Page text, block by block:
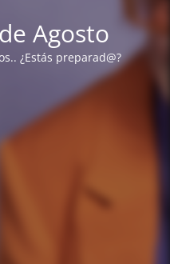
Agosto
¿Estás preparad@?